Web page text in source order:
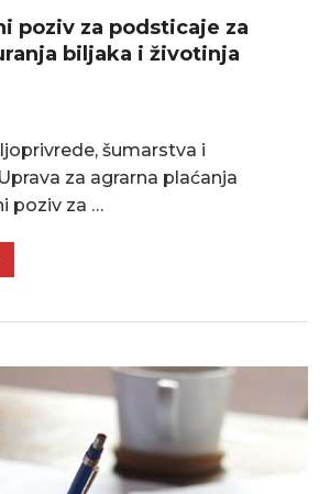
poziv za podsticaje za
biljaka i životinja
šumarstva i
za agrarna plaćanja
poziv za …